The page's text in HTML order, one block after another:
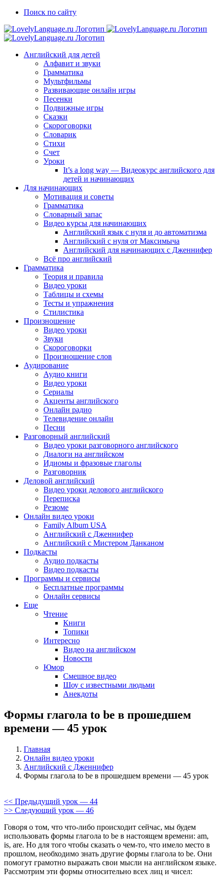
Skip
content
TelegramПоиск по сайту
Английский для детей
Алфавит и звуки
Грамматика
Мультфильмы
Развивающие онлайн игры
Песенки
Подвижные игры
Сказки
Скороговорки
Словарик
Стихи
Счет
Уроки
It’s a long way — Видеокурс английского для
детей и начинающих
Для начинающих
Мотивация и советы
Грамматика
Словарный запас
Видео курсы для начинающих
Английский язык с нуля и до автоматизма
Английский с нуля от Максимыча
Английский для начинающих с Дженнифер
Всё про английский
Грамматика
Теория и правила
Видео уроки
Таблицы и схемы
Тесты и упражнения
Стилистика
Произношение
Видео уроки
Звуки
Скороговорки
Произношение слов
Аудирование
Аудио книги
Видео уроки
Сериалы
Акценты английского
Онлайн радио
Телевидение онлайн
Песни
Разговорный английский
Видео уроки разговорного английского
Диалоги на английском
Идиомы и фразовые глаголы
Разговорник
Деловой английский
Видео уроки делового английского
Переписка
Резюме
Онлайн видео уроки
Family Album USA
Английский с Дженнифер
Английский с Мистером Данканом
Подкасты
Аудио подкасты
Видео подкасты
Программы и сервисы
Бесплатные программы
Онлайн сервисы
Еще
Чтение
Книги
Топики
Интересно
Видео на английском
Новости
Юмор
Смешное видео
Шоу с известными людьми
Анекдоты
Формы глагола to be в прошедшем
времени — 45 урок
Главная
Онлайн видео уроки
Английский с Дженнифер
Формы глагола to be в прошедшем времени — 45 урок
<< Предыдущий урок — 44
>> Следующий урок — 46
Говоря о том, что что-либо происходит сейчас, мы будем
использовать формы глагола to be в настоящем времени: am,
is, are. Но для того чтобы сказать о чем-то, что имело место в
прошлом, необходимо знать другие формы глагола to be. Они
помогут грамотно выражать свои мысли на английском языке.
Рассмотрим эти формы относительно всех лиц и чисел: